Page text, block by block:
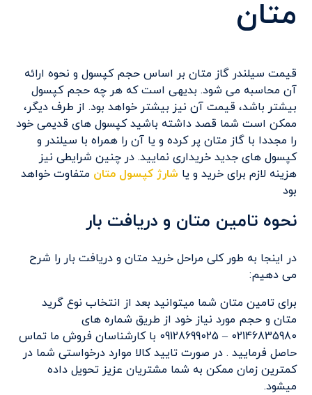
متان
قیمت سیلندر گاز متان بر اساس حجم کپسول و نحوه ارائه
آن محاسبه می شود. بدیهی است که هر چه حجم کپسول
بیشتر باشد، قیمت آن نیز بیشتر خواهد بود. از طرف دیگر،
ممکن است شما قصد داشته باشید کپسول های قدیمی خود
را مجددا با گاز متان پر کرده و یا آن را همراه با سیلندر و
کپسول های جدید خریداری نمایید. در چنین شرایطی نیز
هزینه لازم برای خرید و یا شارژ کپسول متان متفاوت خواهد
بود
نحوه تامین متان و دریافت بار
در اینجا به طور کلی مراحل خرید متان و دریافت بار را شرح
می دهیم:
برای تامین متان شما میتوانید بعد از انتخاب نوع گرید
متان و حجم مورد نیاز خود از طریق شماره های
02146835980 – 09128699025 با کارشناسان فروش ما تماس
حاصل فرمایید . در صورت تایید کالا موارد درخواستی شما در
کمترین زمان ممکن به شما مشتریان عزیز تحویل داده
میشود.